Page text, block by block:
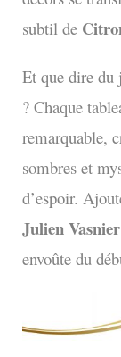
subtil de
Et que dire du
? Chaque
remarquable,
sombres et
d’espoir.
Julien Vasnier
envoûte du